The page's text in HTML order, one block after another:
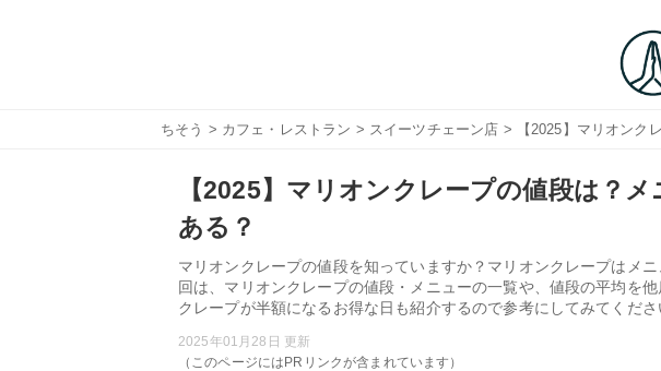
ちそう > カフェ・レストラン > スイーツチェーン店 > 【2025】マリオンク
【2025】マリオンクレープの値段は？
ある？
マリオンクレープの値段を知っていますか？マリオンクレープはメ
回は、マリオンクレープの値段・メニューの一覧や、値段の平均を
クレープが半額になるお得な日も紹介するので参考にしてみてくださ
2025年01月28日 更新
（このページにはPRリンクが含まれています）